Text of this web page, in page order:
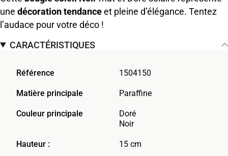
une décoration tendanceet pleine d’élégance. Tentez
l’audace pour votre déco !
CARACTÉRISTIQUES
Référence 1504150
Matière principale Paraffine
Couleur principale
Doré
Noir
Hauteur : 15 cm